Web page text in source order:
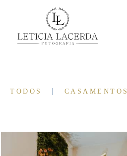
TODOS CASAMENTOS